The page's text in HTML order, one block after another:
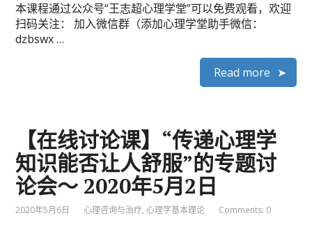
本课程通过公众号“王志超心理学堂”可以免费观看，欢迎
扫码关注： 加入微信群（添加心理学堂助手微信：
dzbswx …
Read more
【在线讨论课】“传递心理学
知识能否让人舒服”的专题讨
论会～ 2020年5月2日
2020年5月6日 心理咨询与治疗,心理学基本理论 Comments: 0